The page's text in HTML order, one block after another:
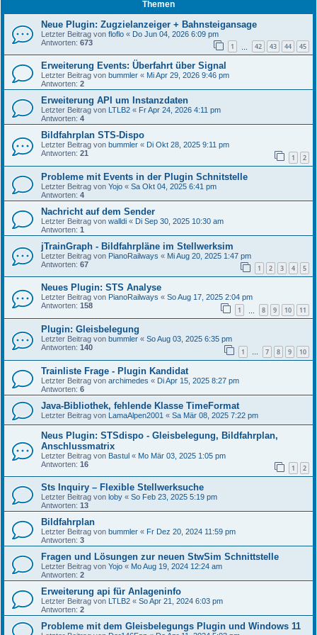
Themen
Neue Plugin: Zugzielanzeiger + Bahnsteigansage
Letzter Beitrag von floflo « Do Jun 04, 2026 6:09 pm
Antworten: 673 1 42 43 44 45
Erweiterung Events: Überfahrt über Signal
Letzter Beitrag von bummler « Mi Apr 29, 2026 9:46 pm
Antworten: 2
Erweiterung API um Instanzdaten
Letzter Beitrag von LTLB2 « Fr Apr 24, 2026 4:11 pm
Antworten: 4
Bildfahrplan STS-Dispo
Letzter Beitrag von bummler « Di Okt 28, 2025 9:11 pm
Antworten: 21 1 2
Probleme mit Events in der Plugin Schnitstelle
Letzter Beitrag von Yojo « Sa Okt 04, 2025 6:41 pm
Antworten: 4
Nachricht auf dem Sender
Letzter Beitrag von walldi « Di Sep 30, 2025 10:30 am
Antworten: 1
jTrainGraph - Bildfahrpläne im Stellwerksim
Letzter Beitrag von PianoRailways « Mi Aug 20, 2025 1:47 pm
Antworten: 67 1 2 3 4 5
Neues Plugin: STS Analyse
Letzter Beitrag von PianoRailways « So Aug 17, 2025 2:04 pm
Antworten: 158 1 8 9 10 11
Plugin: Gleisbelegung
Letzter Beitrag von bummler « So Aug 03, 2025 6:35 pm
Antworten: 140 1 … 7 8 9 10
Trainliste Frage - Plugin Kandidat
Letzter Beitrag von archimedes « Di Apr 15, 2025 8:27 pm
Antworten: 6
Java-Bibliothek, fehlende Klasse TimeFormat
Letzter Beitrag von LamaAlpen2001 « Sa Mär 08, 2025 7:22 pm
Neus Plugin: STSdispo - Gleisbelegung, Bildfahrplan,
Anschlussmatrix
Letzter Beitrag von Bastul « Mo Mär 03, 2025 1:05 pm
Antworten: 16 1 2
Sts Inquiry – Flexible Stellwerksuche
Letzter Beitrag von loby « So Feb 23, 2025 5:19 pm
Antworten: 13
Bildfahrplan
Letzter Beitrag von bummler « Fr Dez 20, 2024 11:59 pm
Antworten: 3
Fragen und Lösungen zur neuen StwSim Schnittstelle
Letzter Beitrag von Yojo « Mo Aug 19, 2024 12:24 am
Antworten: 2
Erweiterung api für Anlageninfo
Letzter Beitrag von LTLB2 « So Apr 21, 2024 6:03 pm
Antworten: 2
Probleme mit dem Gleisbelegungs Plugin und Windows 11